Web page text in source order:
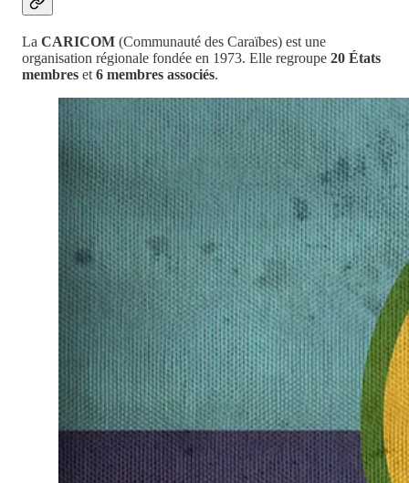
La CARICOM (Communauté des Caraïbes) est une
organisation régionale fondée en 1973. Elle regroupe 20 États
membres et 6 membres associés.